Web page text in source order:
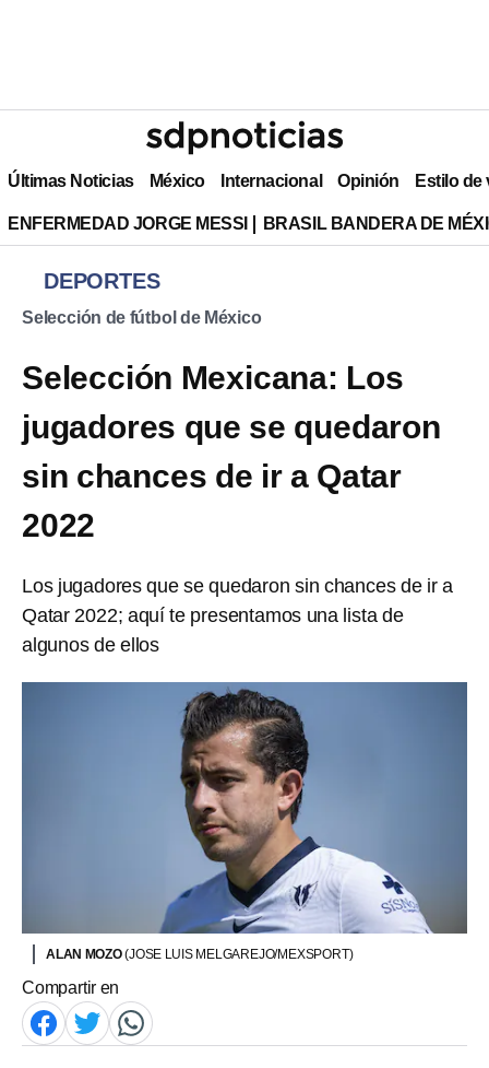
Últimas Noticias México Internacional Opinión Estilo de
ENFERMEDAD JORGE MESSI BRASIL BANDERA DE
DEPORTES
Selección de fútbol de México
Selección Mexicana: Los
jugadores que se quedaron
sin chances de ir a Qatar
2022
Los jugadores que se quedaron sin chances de ir a
Qatar 2022; aquí te presentamos una lista de
algunos de ellos
ALAN MOZO(JOSE LUIS MELGAREJO/MEXSPORT)
Compartir en